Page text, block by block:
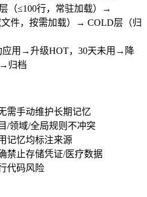
（≤100行，常驻加载）→
件，按需加载）→ COLD层（归
应用→升级HOT，30天未用→降
归档
需手动维护长期记忆
/领域/全局规则不冲突
记忆均标注来源
禁止存储凭证/医疗数据
代码风险